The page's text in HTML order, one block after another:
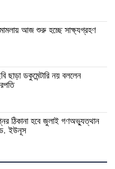
আজ শুরু হচ্ছে সাক্ষ্যগ্রহণ
ছাড়া ডকুমেন্টারি নয় বললেন
ঠিকানা হবে জুলাই গণঅভ্যুত্থান
ড. ইউনূস